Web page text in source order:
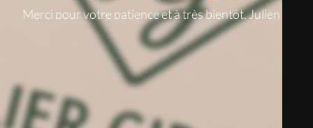
Merci pour votre patience et à très bientôt. Julien G